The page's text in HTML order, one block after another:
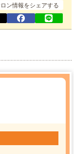
ン情報をシェアする